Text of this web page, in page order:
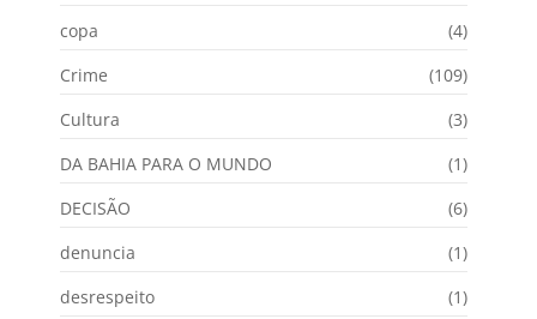
copa
(4)
Crime
(109)
Cultura
(3)
DA BAHIA PARA O MUNDO
(1)
DECISÃO
(6)
denuncia
(1)
desrespeito
(1)